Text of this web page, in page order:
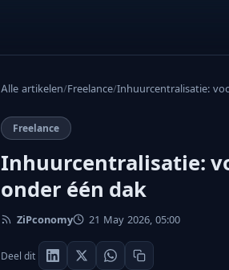
Alle artikelen/Freelance/Inhuurcentralisatie:
Freelance
Inhuurcentralisatie:
onder één dak
ZiPconomy 21 May 2026, 05:00
Deel dit